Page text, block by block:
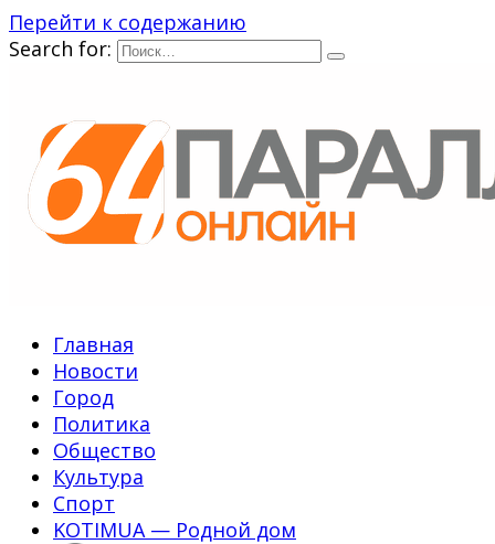
Перейти к содержанию
Search for:
Главная
Новости
Город
Политика
Общество
Культура
Спорт
KOTIMUA — Родной дом